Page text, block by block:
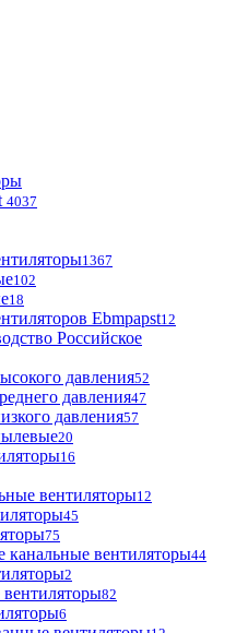
4037
1367
102
18
Ebmpapst12
Российское
давления52
давления47
давления57
20
16
вентиляторы12
45
75
канальные вентиляторы44
2
82
6